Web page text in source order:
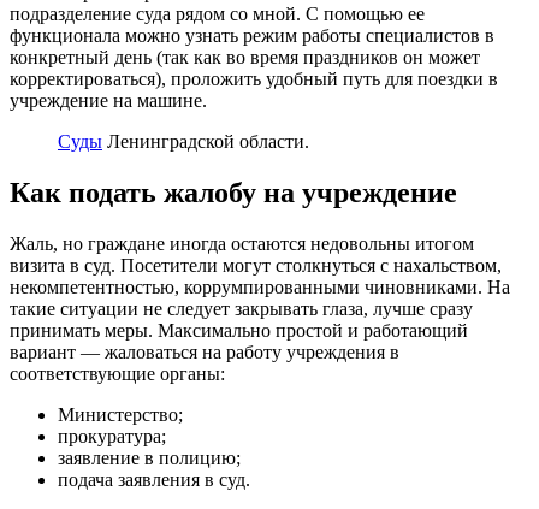
подразделение суда рядом со мной. С помощью ее
функционала можно узнать режим работы специалистов в
конкретный день (так как во время праздников он может
корректироваться), проложить удобный путь для поездки в
учреждение на машине.
Суды Ленинградской области.
Как подать жалобу на учреждение
Жаль, но граждане иногда остаются недовольны итогом
визита в суд. Посетители могут столкнуться с нахальством,
некомпетентностью, коррумпированными чиновниками. На
такие ситуации не следует закрывать глаза, лучше сразу
принимать меры. Максимально простой и работающий
вариант — жаловаться на работу учреждения в
соответствующие органы:
Министерство;
прокуратура;
заявление в полицию;
подача заявления в суд.